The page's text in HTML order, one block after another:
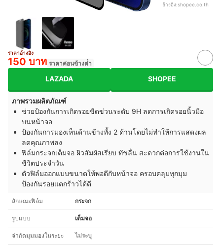
อ้างอิง:shopee.co.th
ราคาอ้างอิง
150 บาท ราคาค่อนข้างต่ำ
LAZADA SHOPEE
ภาพรวมผลิตภัณฑ์
ช่วยป้องกันการเกิดรอยขีดข่วนระดับ 9H ลดการเกิดรอยนิ้วมือ
บนหน้าจอ
ป้องกันการมองเห็นด้านข้างทั้ง 2 ด้านโดยไม่ทำให้การแสดงผล
ลดคุณภาพลง
ฟิล์มกระจกเต็มจอ ผิวสัมผัสเรียบ ทัชลื่น สะดวกต่อการใช้งานใน
ชีวิตประจำวัน
ตัวฟิล์มออกแบบขนาดให้พอดีกับหน้าจอ ครอบคลุมทุกมุม
ป้องกันรอยแตกร้าวได้ดี
ลักษณะฟิล์ม กระจก
รูปแบบ เต็มจอ
จำกัดมุมมองในระยะ ไม่ระบุ